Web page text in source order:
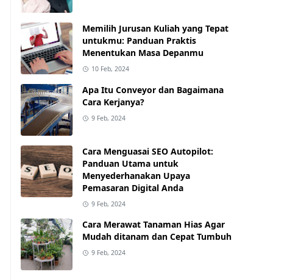
Memilih Jurusan Kuliah yang Tepat
untukmu: Panduan Praktis
Menentukan Masa Depanmu
10 Feb, 2024
Apa Itu Conveyor dan Bagaimana
Cara Kerjanya?
9 Feb, 2024
Cara Menguasai SEO Autopilot:
Panduan Utama untuk
Menyederhanakan Upaya
Pemasaran Digital Anda
9 Feb, 2024
Cara Merawat Tanaman Hias Agar
Mudah ditanam dan Cepat Tumbuh
9 Feb, 2024